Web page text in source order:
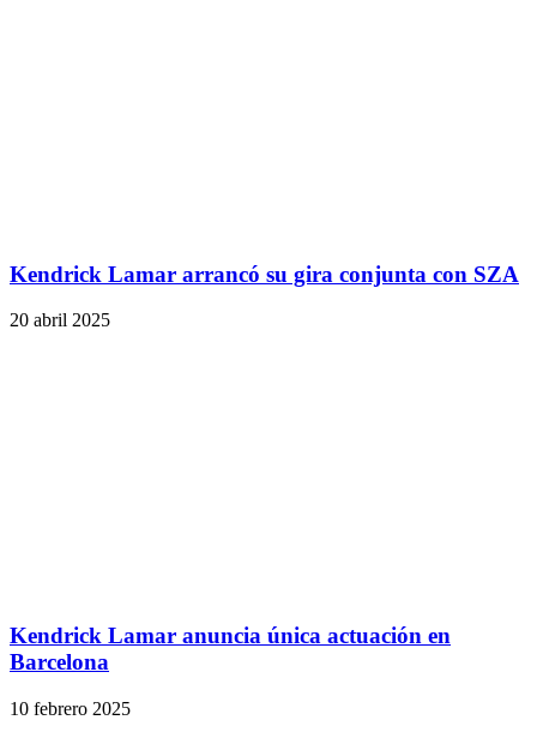
Kendrick Lamar arrancó su gira conjunta con SZA
20 abril 2025
Kendrick Lamar anuncia única actuación en
Barcelona
10 febrero 2025